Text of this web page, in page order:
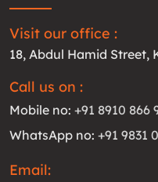
Visit our office :
18, Abdul Hamid Street,
Call us on :
Mobile no: +91 8910 866
WhatsApp no: +91 9831
Email: